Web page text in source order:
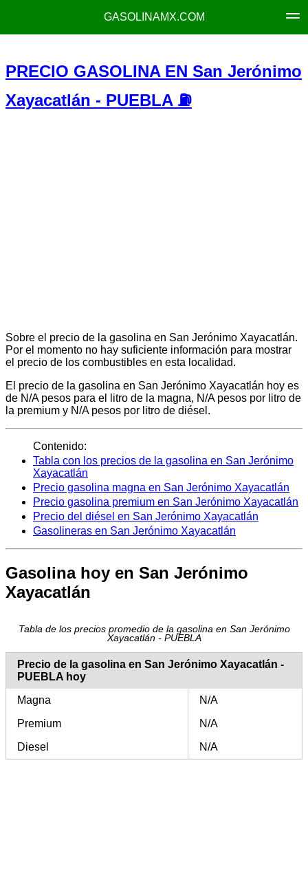
GASOLINAMX.COM
PRECIO GASOLINA EN San Jerónimo
Xayacatlán - PUEBLA ⛽
Sobre el precio de la gasolina en San Jerónimo Xayacatlán.
Por el momento no hay suficiente información para mostrar
el precio de los combustibles en esta localidad.
El precio de la gasolina en San Jerónimo Xayacatlán hoy es
de N/A pesos para el litro de la magna, N/A pesos por litro de
la premium y N/A pesos por litro de diésel.
Contenido:
Tabla con los precios de la gasolina en San Jerónimo
Xayacatlán
Precio gasolina magna en San Jerónimo Xayacatlán
Precio gasolina premium en San Jerónimo Xayacatlán
Precio del diésel en San Jerónimo Xayacatlán
Gasolineras en San Jerónimo Xayacatlán
Gasolina hoy en San Jerónimo
Xayacatlán
Tabla de los precios promedio de la gasolina en San Jerónimo
Xayacatlán - PUEBLA
Precio de la gasolina en San Jerónimo Xayacatlán -
PUEBLA hoy
Magna
N/A
Premium
N/A
Diesel
N/A